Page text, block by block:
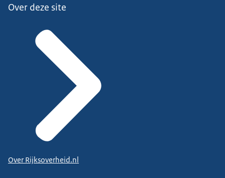
Over deze site
Over Rijksoverheid.nl